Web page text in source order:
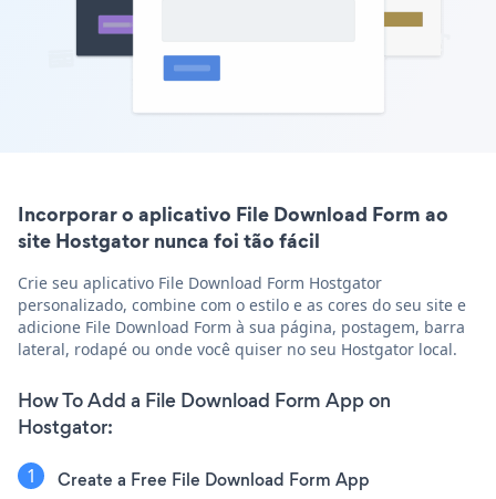
Incorporar o aplicativo File Download Form ao
site Hostgator nunca foi tão fácil
Crie seu aplicativo File Download Form Hostgator
personalizado, combine com o estilo e as cores do seu site e
adicione File Download Form à sua página, postagem, barra
lateral, rodapé ou onde você quiser no seu Hostgator local.
How To Add a File Download Form App on
Hostgator:
Create a Free File Download Form App